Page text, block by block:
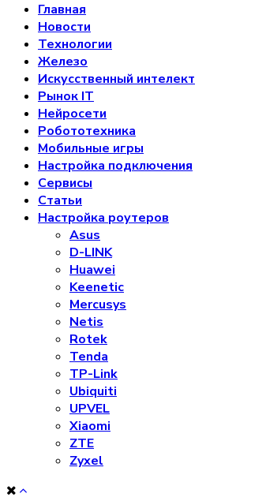
Главная
Новости
Технологии
Железо
Искусственный интелект
Рынок IT
Нейросети
Робототехника
Мобильные игры
Настройка подключения
Сервисы
Статьи
Настройка роутеров
Asus
D-LINK
Huawei
Keenetic
Mercusys
Netis
Rotek
Tenda
TP-Link
Ubiquiti
UPVEL
Xiaomi
ZTE
Zyxel